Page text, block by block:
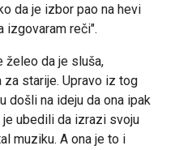
da je izbor pao na hevi
izgovaram reči".
želeo da je sluša,
za starije. Upravo iz tog
došli na ideju da ona ipak
ubedili da izrazi svoju
muziku. A ona je to i